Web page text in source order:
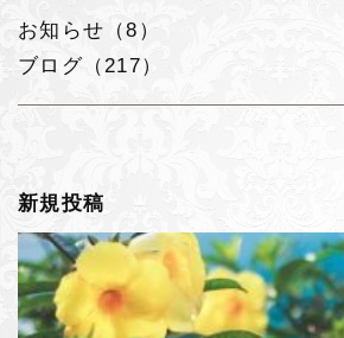
お知らせ（8）
ブログ（217）
新規投稿